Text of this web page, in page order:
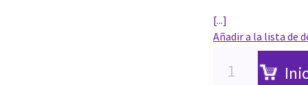
[...]
Añadir a la lista de